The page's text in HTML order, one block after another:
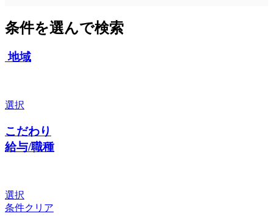
条件を選んで検索
地域
選択
こだわり
給与/職種
選択
条件クリア